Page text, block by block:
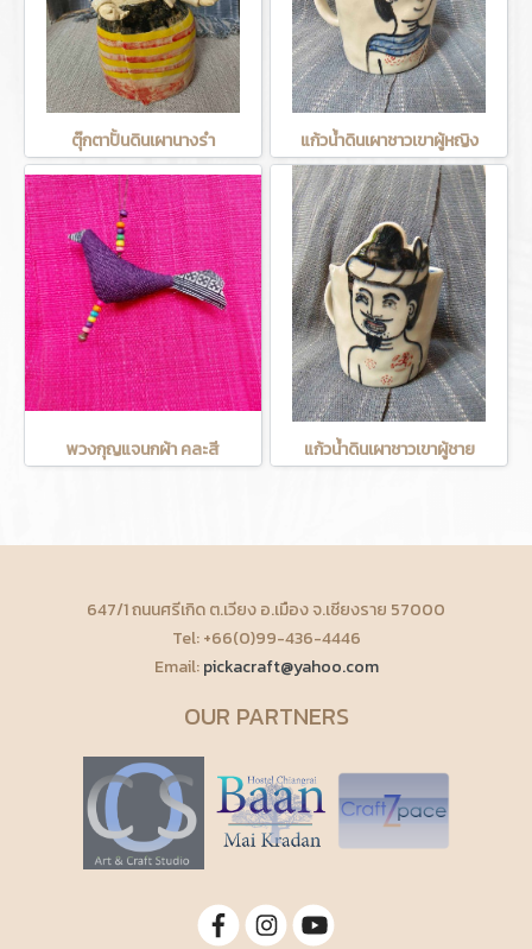
ตุ๊กตาปั้นดินเผานางรำ แก้วน้ำดินเผาชาวเขาผู้หญิง
พวงกุญแจนกผ้า คละสี แก้วน้ำดินเผาชาวเขาผู้ชาย
647/1 ถนนศรีเกิด ต.เวียง อ.เมือง จ.เชียงราย 57000
Tel: +66(0)99-436-4446
Email:pickacraft@yahoo.com
OUR PARTNERS